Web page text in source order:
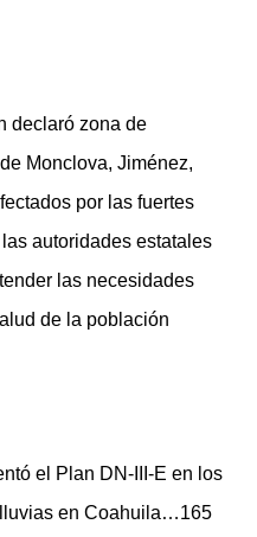
declaró zona de
Monclova, Jiménez,
por las fuertes
autoridades estatales
las necesidades
de la población
el Plan DN-III-E en los
en Coahuila…165